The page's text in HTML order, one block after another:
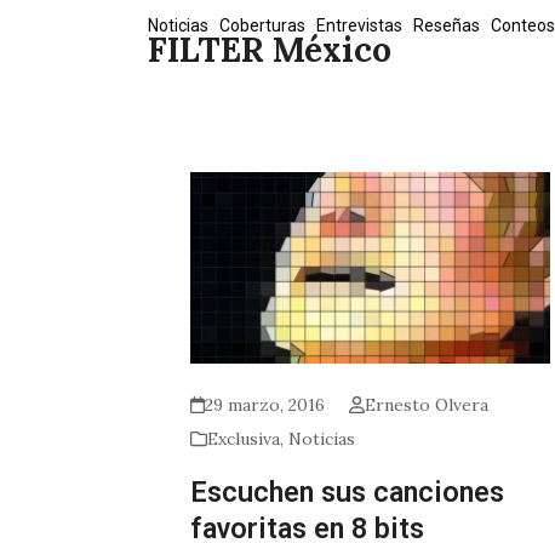
FILTER México
Noticias Coberturas Entrevistas Reseñas Conteos
29 marzo, 2016
Ernesto Olvera
Exclusiva, Noticias
Escuchen sus canciones
favoritas en 8 bits